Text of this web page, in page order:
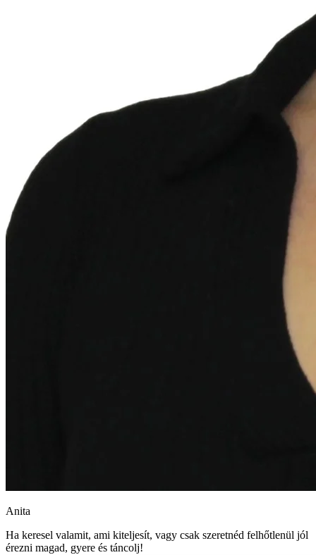
Anita
Ha keresel valamit, ami kiteljesít, vagy csak szeretnéd felhőtlenül jól
érezni magad, gyere és táncolj!